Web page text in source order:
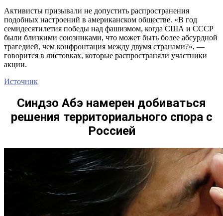
Активисты призывали не допустить распространения
подобных настроений в американском обществе. «В год
семидесятилетия победы над фашизмом, когда США и СССР
были близкими союзниками, что может быть более абсурдной
трагедией, чем конфронтация между двумя странами?», —
говорится в листовках, которые распространяли участники
акции.
Источник
Синдзо Абэ намерен добиваться
решения территориального спора с
Россией